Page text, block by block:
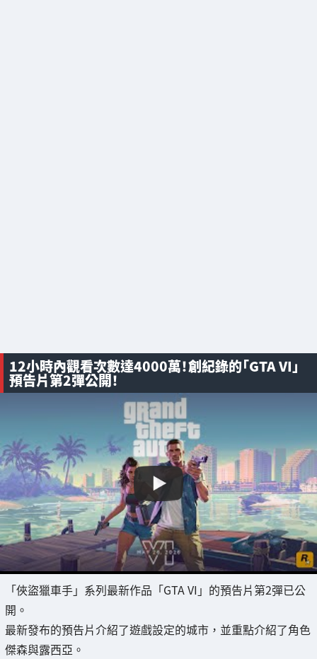
12小時內觀看次數達4000萬！創紀錄的「GTA VI」
預告片第2彈公開！
「俠盜獵車手」系列最新作品「GTA VI」的預告片第2彈已公
開。
最新發布的預告片介紹了遊戲設定的城市，並重點介紹了角色
傑森與露西亞。